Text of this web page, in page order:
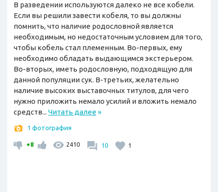
В разведении используются далеко не все кобели.
Если вы решили завести кобеля, то вы должны
помнить, что наличие родословной является
необходимым, но недостаточным условием для того,
чтобы кобель стал племенным. Во-первых, ему
необходимо обладать выдающимся экстерьером.
Во-вторых, иметь родословную, подходящую для
данной популяции сук. В-третьих, желательно
наличие высоких выставочных титулов, для чего
нужно приложить немало усилий и вложить немало
средств... Читать далее»
1 фотография
+8 2410 10 1